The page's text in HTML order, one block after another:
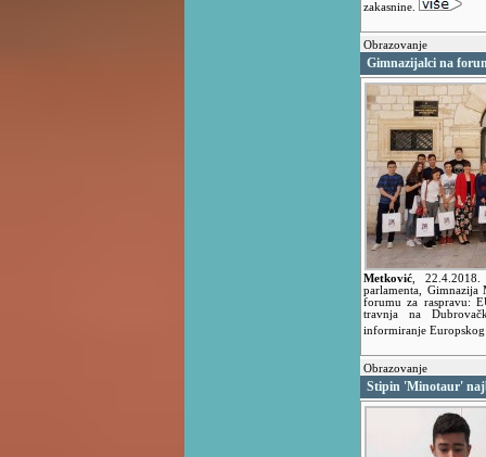
zakasnine.
Obrazovanje
Gimnazijalci na
Metković ,
parlamenta, Gimnazija
forumu za raspravu:
travnja na
informiranje
Obrazovanje
Stipin 'Minotaur'